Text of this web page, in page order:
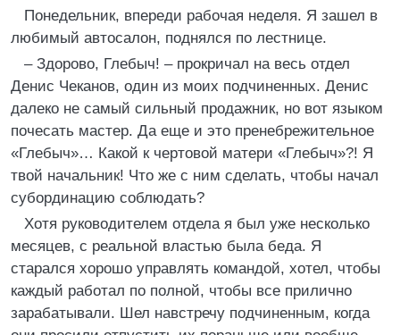
Понедельник, впереди рабочая неделя. Я зашел в
любимый автосалон, поднялся по лестнице.
– Здорово, Глебыч! – прокричал на весь отдел
Денис Чеканов, один из моих подчиненных. Денис
далеко не самый сильный продажник, но вот языком
почесать мастер. Да еще и это пренебрежительное
«Глебыч»… Какой к чертовой матери «Глебыч»?! Я
твой начальник! Что же с ним сделать, чтобы начал
субординацию соблюдать?
Хотя руководителем отдела я был уже несколько
месяцев, с реальной властью была беда. Я
старался хорошо управлять командой, хотел, чтобы
каждый работал по полной, чтобы все прилично
зарабатывали. Шел навстречу подчиненным, когда